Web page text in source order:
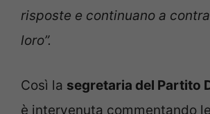
risposte e continuano a
loro”.
Così la segretaria del Partito
è intervenuta commentando